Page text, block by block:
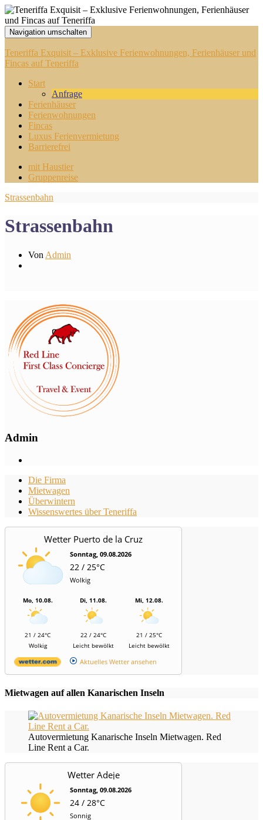
Navigation umschalten
Teneriffa Exquisit – Exklusive Ferienwohnungen, Ferienhäuser und
Fincas auf Teneriffa
Start
Anfrage
Ferienhäuser
Ferienwohnungen
Fincas
Luxus Ferienvermietung
Barrierefrei
mit Haustier
Gruppenreise
Strassenbahn
Strassenbahn
Von Admin
Admin
Die Firma
Mietwagen
Überwintern
Wissenswertes über Teneriffa
Wetter Puerto de la Cruz
Sonntag, 09.08.2026
22 / 25°C
Wolkig
Mo, 10.08.
21 / 24°C
Wolkig
Di, 11.08.
22 / 24°C
Leicht bewölkt
Mi, 12.08.
21 / 25°C
Leicht bewölkt
Aktuelles Wetter ansehen
Mietwagen auf allen Kanarischen Inseln
Autovermietung Kanarische Inseln Mietwagen. Red
Line Rent a Car.
Wetter Adeje
Sonntag, 09.08.2026
24 / 28°C
Sonnig